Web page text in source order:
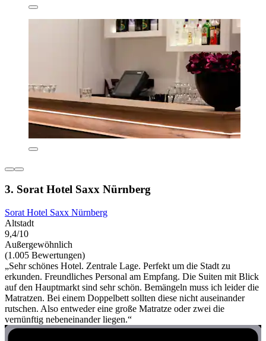
3. Sorat Hotel Saxx Nürnberg
Sorat Hotel Saxx Nürnberg
Altstadt
9,4/10
Außergewöhnlich
(1.005 Bewertungen)
„Sehr schönes Hotel. Zentrale Lage. Perfekt um die Stadt zu
erkunden. Freundliches Personal am Empfang. Die Suiten mit Blick
auf den Hauptmarkt sind sehr schön. Bemängeln muss ich leider die
Matratzen. Bei einem Doppelbett sollten diese nicht auseinander
rutschen. Also entweder eine große Matratze oder zwei die
vernünftig nebeneinander liegen.“